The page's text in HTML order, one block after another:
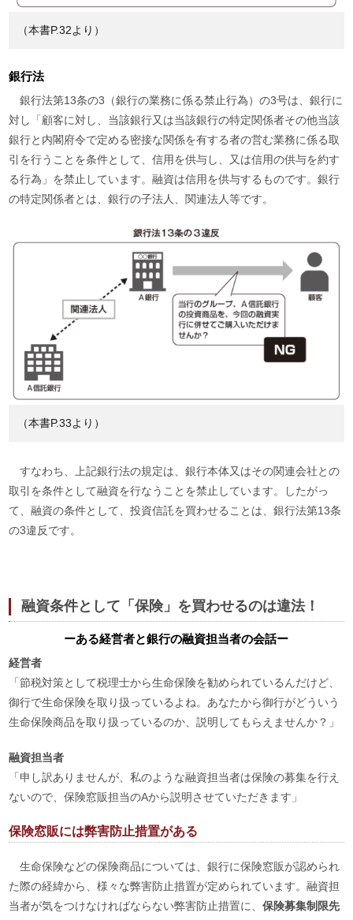
（本書P.32より）
銀行法
銀行法第13条の3（銀行の業務に係る禁止行為）の3号は、銀行に
対し「顧客に対し、当該銀行又は当該銀行の特定関係者その他当該
銀行と内閣府令で定める密接な関係を有する者の営む業務に係る取
引を行うことを条件として、信用を供与し、又は信用の供与を約す
る行為」を禁止しています。融資は信用を供与するものです。銀行
の特定関係者とは、銀行の子法人、関連法人等です。
（本書P.33より）
すなわち、上記銀行法の規定は、銀行本体又はその関連会社との
取引を条件として融資を行なうことを禁止しています。したがっ
て、融資の条件として、投資信託を買わせることは、銀行法第13条
の3違反です。
融資条件として「保険」を買わせるのは違法！
ーある経営者と銀行の融資担当者の会話ー
経営者
「節税対策として税理士から生命保険を勧められているんだけど、
御行で生命保険を取り扱っているよね。あなたから御行がどういう
生命保険商品を取り扱っているのか、説明してもらえませんか？」
融資担当者
「申し訳ありませんが、私のような融資担当者は保険の募集を行え
ないので、保険窓販担当のAから説明させていただきます」
保険窓販には弊害防止措置がある
生命保険などの保険商品については、銀行に保険窓販が認められ
た際の経緯から、様々な弊害防止措置が定められています。融資担
当者が気をつけなければならない弊害防止措置に、保険募集制限先